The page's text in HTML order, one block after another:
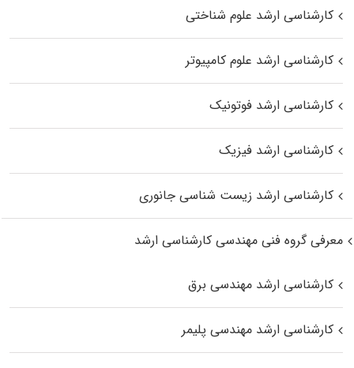
کارشناسی ارشد علوم شناختی
کارشناسی ارشد علوم کامپیوتر
کارشناسی ارشد فوتونیک
کارشناسی ارشد فیزیک
کارشناسی ارشد زیست‌ شناسی جانوری
معرفی گروه فنی مهندسی کارشناسی ارشد
کارشناسی ارشد مهندسی برق
کارشناسی ارشد مهندسی پلیمر